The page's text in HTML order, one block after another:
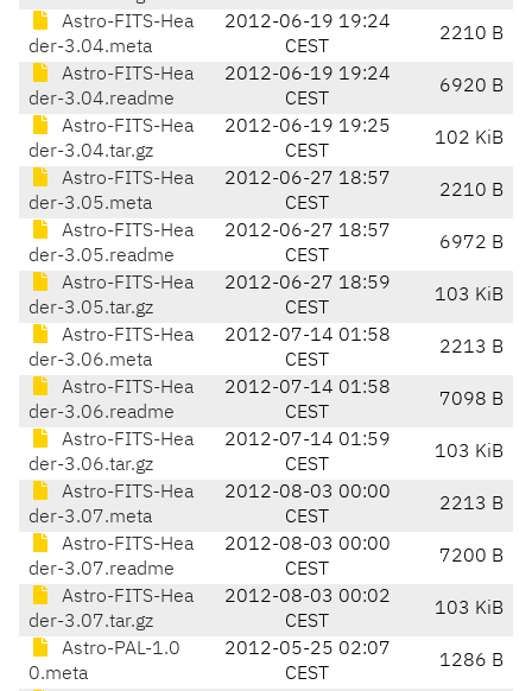
Astro-FITS-Hea
der-3.04.meta
2012-06-19 19:24
CEST
2210 B
Astro-FITS-Hea
der-3.04.readme
2012-06-19 19:24
CEST
6920 B
Astro-FITS-Hea
der-3.04.tar.gz
2012-06-19 19:25
CEST
102 KiB
Astro-FITS-Hea
der-3.05.meta
2012-06-27 18:57
CEST
2210 B
Astro-FITS-Hea
der-3.05.readme
2012-06-27 18:57
CEST
6972 B
Astro-FITS-Hea
der-3.05.tar.gz
2012-06-27 18:59
CEST
103 KiB
Astro-FITS-Hea
der-3.06.meta
2012-07-14 01:58
CEST
2213 B
Astro-FITS-Hea
der-3.06.readme
2012-07-14 01:58
CEST
7098 B
Astro-FITS-Hea
der-3.06.tar.gz
2012-07-14 01:59
CEST
103 KiB
Astro-FITS-Hea
der-3.07.meta
2012-08-03 00:00
CEST
2213 B
Astro-FITS-Hea
der-3.07.readme
2012-08-03 00:00
CEST
7200 B
Astro-FITS-Hea
der-3.07.tar.gz
2012-08-03 00:02
CEST
103 KiB
Astro-PAL-1.0
0.meta
2012-05-25 02:07
CEST
1286 B